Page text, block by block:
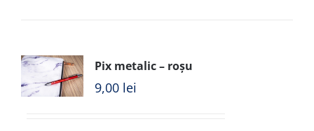
Pix metalic – roșu
9,00 lei